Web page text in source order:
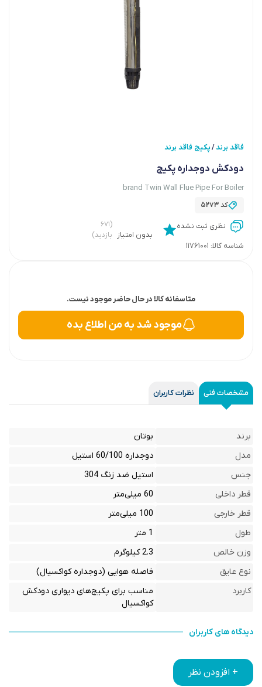
فاقد برند/پکیج فاقد برند
دودکش دوجداره پکیج
brand Twin Wall Flue Pipe For Boiler
کد5273
نظری ثبت نشده
بدون امتیاز
(۶۷۱
بازدید)
شناسه کالا: 11761001
متاسفانه کالا در حال حاضر موجود نیست.
موجود شد به من اطلاع بده
مشخصات فنی نظرات کاربران
برند
بوتان
مدل
دوجداره 60/100 استیل
جنس
استیل ضد زنگ 304
قطر داخلی
60 میلی‌متر
قطر خارجی
100 میلی‌متر
طول
1 متر
وزن خالص
2.3 کیلوگرم
نوع عایق
فاصله هوایی (دوجداره کواکسیال)
کاربرد
مناسب برای پکیج‌های دیواری دودکش
کواکسیال
دیدگاه های کاربران
+ افزودن نظر